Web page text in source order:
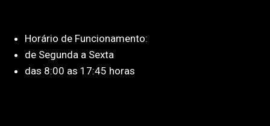
Horário de Funcionamento:
de Segunda a Sexta
das 8:00 as 17:45 horas